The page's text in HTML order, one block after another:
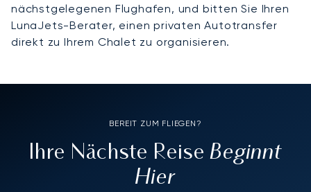
nächstgelegenen Flughafen, und bitten Sie Ihren
LunaJets-Berater, einen privaten Autotransfer
direkt zu Ihrem Chalet zu organisieren.
BEREIT ZUM FLIEGEN?
Ihre Nächste ReiseBeginnt
Hier